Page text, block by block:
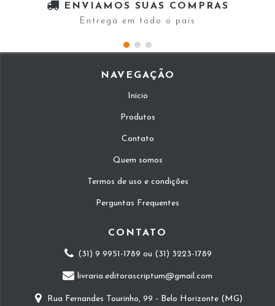
ENVIAMOS SUAS COMPRAS
Entrega em todo o país
NAVEGAÇÃO
Início
Produtos
Contato
Quem somos
Termos de uso e condições
Perguntas Frequentes
CONTATO
(31) 9 9951-1789 ou (31) 3223-1789
livraria.editorascriptum@gmail.com
Rua Fernandes Tourinho, 99 - Belo Horizonte (MG)